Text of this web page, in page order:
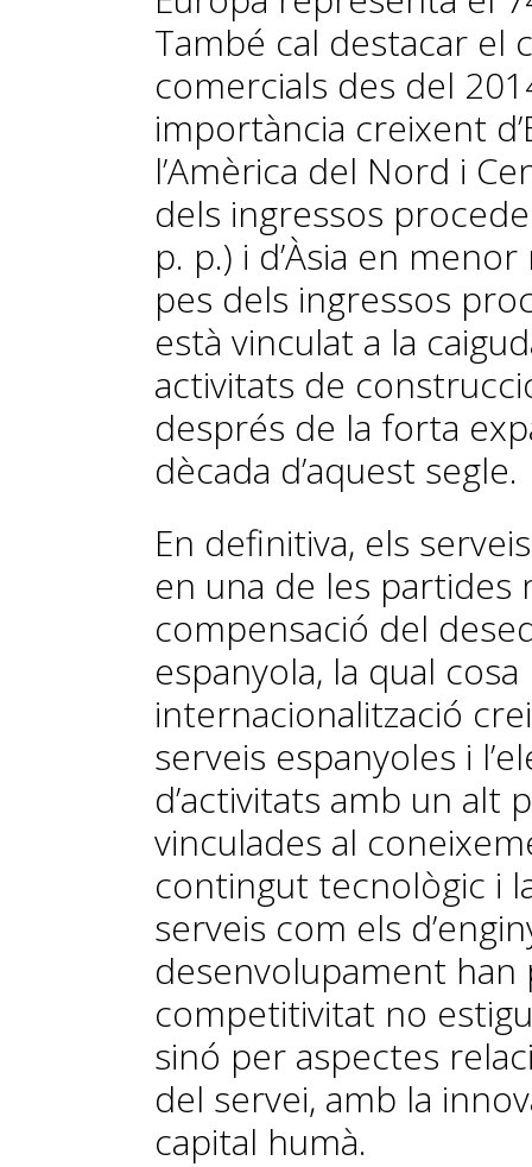
També cal destacar el
comercials des del
importància creixent
l’Amèrica del Nord i
dels ingressos
p. p.) i d’Àsia en
pes dels ingressos
està vinculat a la
activitats de
després de la forta
dècada d’aquest segle.
En definitiva, els
en una de les
compensació del
espanyola, la qual
internacionalització
serveis espanyoles i
d’activitats amb un alt
vinculades al
contingut tecnològic i
serveis com els
desenvolupament han
competitivitat no
sinó per aspectes
del servei, amb la
capital humà.